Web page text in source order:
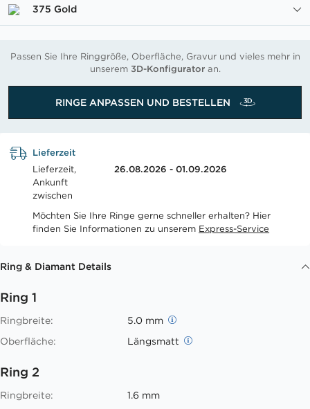
375 Gold
Passen Sie Ihre Ringgröße, Oberfläche, Gravur und vieles mehr in
unserem 3D-Konfiguratoran.
RINGE ANPASSEN UND BESTELLEN
Lieferzeit
Lieferzeit,
Ankunft
zwischen
26.08.2026 - 01.09.2026
Möchten Sie Ihre Ringe gerne schneller erhalten? Hier
finden Sie Informationen zu unserem Express-Service
Ring & Diamant Details
Ring 1
Ringbreite:
5.0 mm
Oberfläche:
Längsmatt
Ring 2
Ringbreite:
1.6 mm